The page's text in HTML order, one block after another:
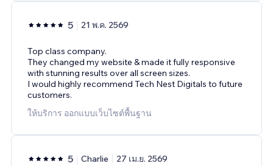
5 21 พ.ค. 2569
Top class company.
They changed my website & made it fully responsive
with stunning results over all screen sizes.
I would highly recommend Tech Nest Digitals to future
customers.
ให้บริการ ออกแบบเว็บไซต์พื้นฐาน
5 Charlie 27 เม.ย. 2569